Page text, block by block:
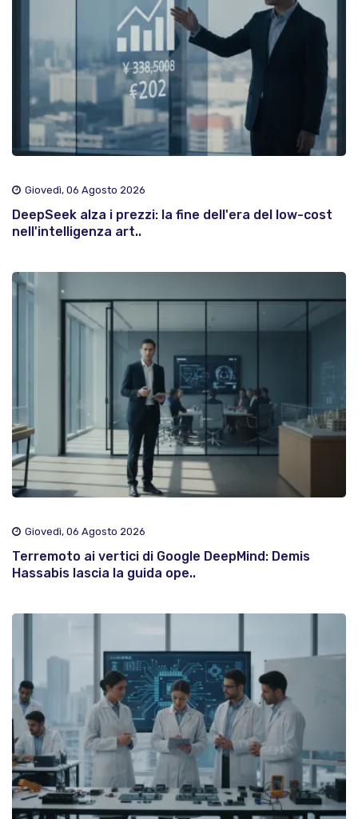
Giovedì, 06 Agosto 2026
DeepSeek alza i prezzi: la fine dell'era del low-cost
nell'intelligenza art..
Giovedì, 06 Agosto 2026
Terremoto ai vertici di Google DeepMind: Demis
Hassabis lascia la guida ope..